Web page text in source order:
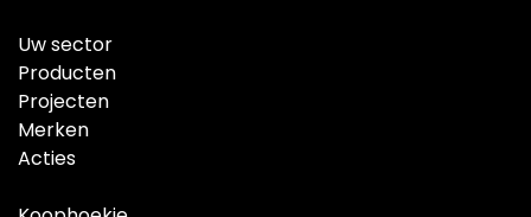
Uw sector
Producten
Projecten
Merken
Acties